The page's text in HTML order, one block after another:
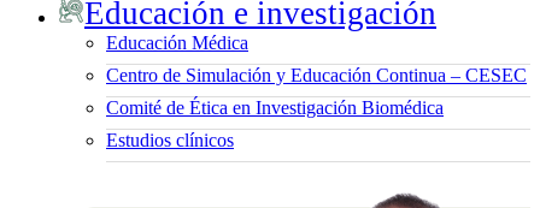
Educación e investigación
Educación Médica
Centro de Simulación y Educación Continua – CESEC
Comité de Ética en Investigación Biomédica
Estudios clínicos